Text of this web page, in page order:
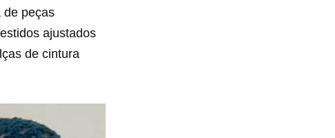
de peças
ajustados
de cintura